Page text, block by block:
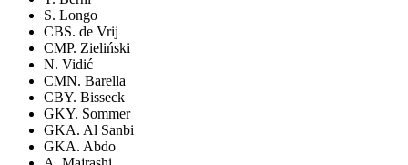
S. Longo
CBS. de Vrij
CMP. Zieliński
N. Vidić
CMN. Barella
CBY. Bisseck
GKY. Sommer
GKA. Al Sanbi
GKA. Abdo